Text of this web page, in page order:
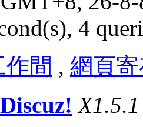
4
作間 , 網頁
Discuz! X1.5.1